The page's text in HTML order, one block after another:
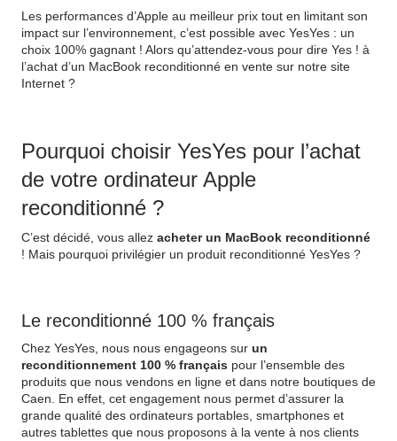
Les performances d’Apple au meilleur prix tout en limitant son
impact sur l’environnement, c’est possible avec YesYes : un
choix 100% gagnant ! Alors qu’attendez-vous pour dire Yes ! à
l’achat d’un MacBook reconditionné en vente sur notre site
Internet ?
Pourquoi choisir YesYes pour l’achat
de votre ordinateur Apple
reconditionné ?
C’est décidé, vous allez acheter un MacBook reconditionné
! Mais pourquoi privilégier un produit reconditionné YesYes ?
Le reconditionné 100 % français
Chez YesYes, nous nous engageons sur un
reconditionnement 100 % français pour l’ensemble des
produits que nous vendons en ligne et dans notre boutiques de
Caen. En effet, cet engagement nous permet d’assurer la
grande qualité des ordinateurs portables, smartphones et
autres tablettes que nous proposons à la vente à nos clients